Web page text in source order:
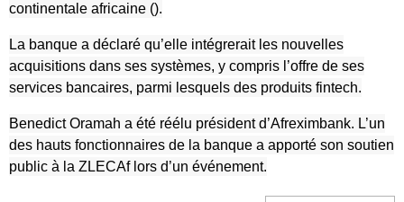
continentale africaine ().
La banque a déclaré qu’elle intégrerait les nouvelles
acquisitions dans ses systèmes, y compris l’offre de ses
services bancaires, parmi lesquels des produits fintech.
Benedict Oramah a été réélu président d’Afreximbank. L’un
des hauts fonctionnaires de la banque a apporté son soutien
public à la ZLECAf lors d’un événement.